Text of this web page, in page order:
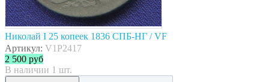
Николай I 25 копеек 1836 СПБ-НГ / VF
Артикул: V1P2417
2 500 руб
В наличии 1 шт.